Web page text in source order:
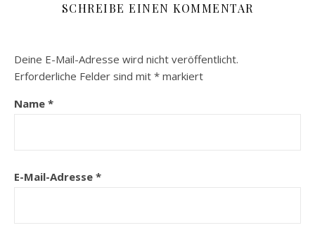
SCHREIBE EINEN KOMMENTAR
Deine E-Mail-Adresse wird nicht veröffentlicht.
Erforderliche Felder sind mit * markiert
Name *
E-Mail-Adresse *